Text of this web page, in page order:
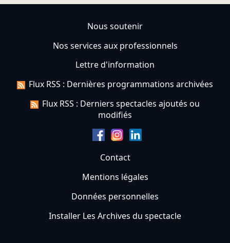
Nous soutenir
Nos services aux professionnels
Lettre d'information
Flux RSS : Dernières programmations archivées
Flux RSS : Derniers spectacles ajoutés ou
modifiés
Contact
Mentions légales
Données personnelles
Installer Les Archives du spectacle